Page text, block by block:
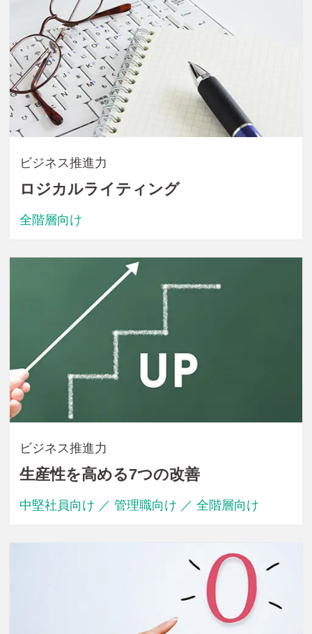
ビジネス推進力
ロジカルライティング
全階層向け
ビジネス推進力
生産性を高める7つの改善
中堅社員向け ／ 管理職向け ／ 全階層向け